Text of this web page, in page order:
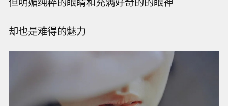
却也是难得的魅力